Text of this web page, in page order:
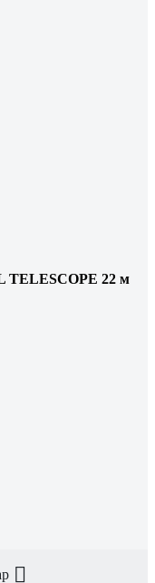
TELESCOPE 22 м